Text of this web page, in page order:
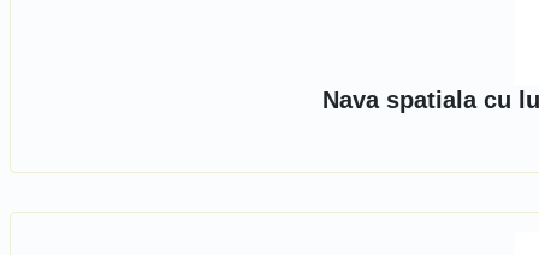
Nava spatiala cu